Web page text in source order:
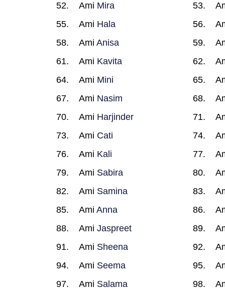
Ami Mira
Ami Hala
Ami Anisa
Ami Kavita
Ami Mini
Ami Nasim
Ami Harjinder
Ami Cati
Ami Kali
Ami Sabira
Ami Samina
Ami Anna
Ami Jaspreet
Ami Sheena
Ami Seema
Ami Salama